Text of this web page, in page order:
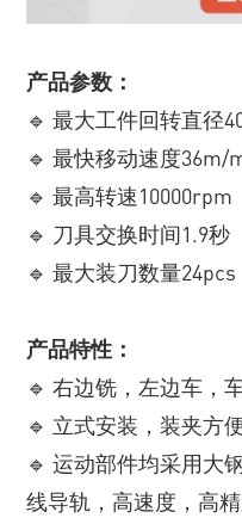
产品参数：
🔹 最大工件回转直径
🔹 最快移动速度36m/
🔹 最高转速10000rpm
🔹 刀具交换时间1.9秒
🔹 最大装刀数量24pcs
产品特性：
🔹 右边铣，左边车，
🔹 立式安装，装夹方
🔹 运动部件均采用大
线导轨，高速度，高